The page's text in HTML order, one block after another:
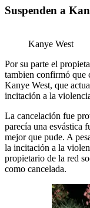
Suspenden a
Kanye West
Por su parte el
tambien confirmó que
Kanye West, que
incitación a la
La cancelación fue
parecía una esvástica
mejor que pude. A
la incitación a la
propietario de la red
como cancelada.